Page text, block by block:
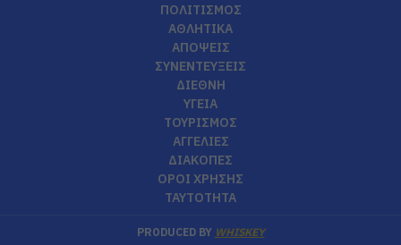
ΠΟΛΙΤΙΣΜΟΣ
ΑΘΛΗΤΙΚΑ
ΑΠΟΨΕΙΣ
ΣΥΝΕΝΤΕΥΞΕΙΣ
ΔΙΕΘΝΗ
ΥΓΕΙΑ
ΤΟΥΡΙΣΜΟΣ
ΑΓΓΕΛΙΕΣ
ΔΙΑΚΟΠΕΣ
ΟΡΟΙ ΧΡΗΣΗΣ
ΤΑΥΤΟΤΗΤΑ
PRODUCED BY WHISKEY